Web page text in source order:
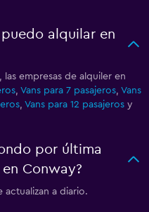
alquilar en
las empresas de alquiler en
, Vans para 7 pasajeros, Vans
, Vans para 12 pasajeros y
por última
Conway?
actualizan a diario.